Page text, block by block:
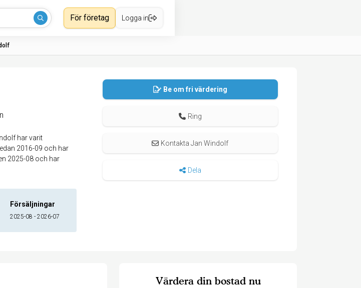
För företag Logga in
har varit
2016-09 och har
2025-08 och har
Försäljningar
2025-08 - 2026-07
Be om fri värdering
Ring
Kontakta Jan Windolf
Dela
Värdera din bostad nu